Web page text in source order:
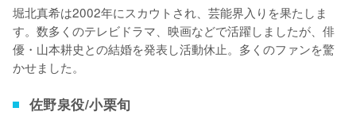
堀北真希は2002年にスカウトされ、芸能界入りを果たしま
す。数多くのテレビドラマ、映画などで活躍しましたが、俳
優・山本耕史との結婚を発表し活動休止。多くのファンを驚
かせました。
佐野泉役/小栗旬